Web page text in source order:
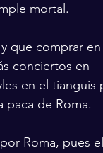
mortal.
que comprar en
conciertos en
en el tianguis
de Roma.
Roma, pues